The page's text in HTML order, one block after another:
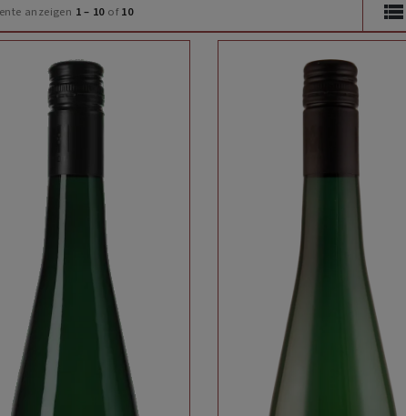
Winzergeneration gefeiert, die ihre
Zukunft in der Tradition einer
vortechnischen, „überlieferten“,
defensiven Weinbereitung mit
schonenden, naturgemäßen
Weine, die auch die entsprechenden
Prädikate tragen, und trocken
schmeckende Weine, bei denen auf
Prädikate verzichtet wird, aber auch auf
jegliche Geschmackshinweise (trocken,
halbtrocken) auf dem Etikett. Inzwischen
haben Reinhard und Cornelia an die 14.
Generation übergeben – Sarah
Löwenstein verbindet mit den Eltern die
ganzheitliche Sicht auf den Wein und das
Terroir.
anzeigen 1 – 10of10